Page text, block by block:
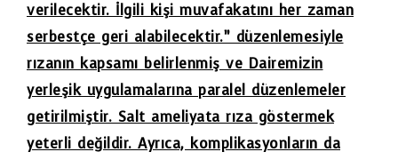
verilecektir. İlgili kişi muvafakatını her zaman
serbestçe geri alabilecektir.” düzenlemesiyle
rızanın kapsamı belirlenmiş ve Dairemizin
yerleşik uygulamalarına paralel düzenlemeler
getirilmiştir. Salt ameliyata rıza göstermek
yeterli değildir. Ayrıca, komplikasyonların da